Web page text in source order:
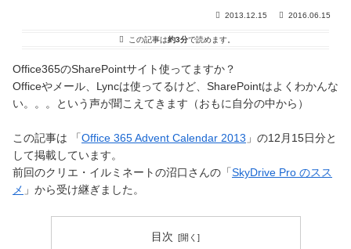
2013.12.15 2016.06.15
この記事は約3分で読めます。
Office365のSharePointサイト使ってますか？
Officeやメール、Lyncは使ってるけど、SharePointはよくわかんな
い。。。という声が聞こえてきます（おもに自分の中から）
この記事は 「Office 365 Advent Calendar 2013 」の12月15日分と
して掲載しています。
前回のクリエ・イルミネートの沼口さんの「SkyDrive Pro のスス
メ 」から受け継ぎました。
目次